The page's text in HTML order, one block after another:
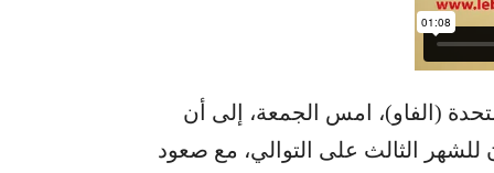
(الفاو)، امس الجمعة، إلى أن
للشهر الثالث على التوالي، مع صعود